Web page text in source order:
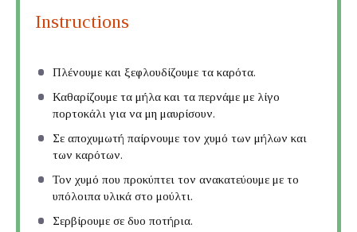
Instructions
Πλένουμε και ξεφλουδίζουμε τα καρότα.
Καθαρίζουμε τα μήλα και τα περνάμε με λίγο
πορτοκάλι για να μη μαυρίσουν.
Σε αποχυμωτή παίρνουμε τον χυμό των μήλων και
των καρότων.
Τον χυμό που προκύπτει τον ανακατεύουμε με το
υπόλοιπα υλικά στο μούλτι.
Σερβίρουμε σε δυο ποτήρια.